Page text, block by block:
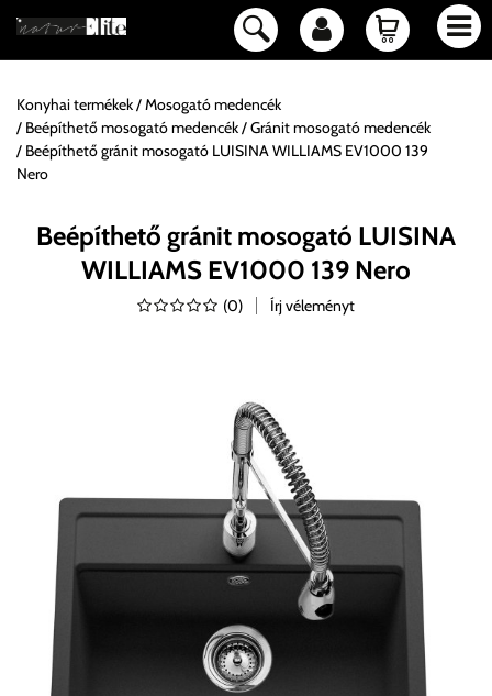
Konyhai termékek
Mosogató medencék
Beépíthető mosogató medencék
Gránit mosogató medencék
Beépíthető gránit mosogató LUISINA WILLIAMS EV1000 139
Nero
Beépíthető gránit mosogató LUISINA
WILLIAMS EV1000 139 Nero
(0) Írj véleményt